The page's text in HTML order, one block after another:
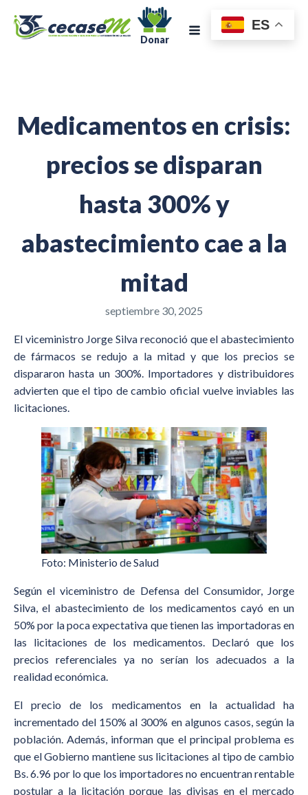
Donar
ES
Medicamentos en crisis:
precios se disparan
hasta 300% y
abastecimiento cae a la
mitad
septiembre 30, 2025
El viceministro Jorge Silva reconoció que el abastecimiento
de fármacos se redujo a la mitad y que los precios se
dispararon hasta un 300%. Importadores y distribuidores
advierten que el tipo de cambio oficial vuelve inviables las
licitaciones.
Foto: Ministerio de Salud
Según el viceministro de Defensa del Consumidor, Jorge
Silva, el abastecimiento de los medicamentos cayó en un
50% por la poca expectativa que tienen las importadoras en
las licitaciones de los medicamentos. Declaró que los
precios referenciales ya no serían los adecuados a la
realidad económica.
El precio de los medicamentos en la actualidad ha
incrementado del 150% al 300% en algunos casos, según la
población. Además, informan que el principal problema es
que el Gobierno mantiene sus licitaciones al tipo de cambio
Bs. 6.96 por lo que los importadores no encuentran rentable
postular a la licitación porque las divisas en el mercado